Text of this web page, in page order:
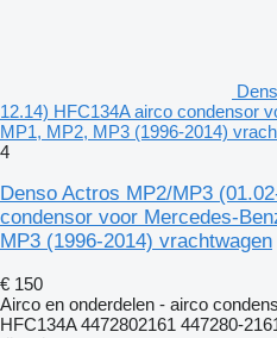
12.14) HFC134A airco condensor
MP1, MP2, MP3 (1996-2014)
4
Denso Actros MP2/MP3
condensor voor Mercedes-
MP3 (1996-2014) vrachtwagen
€ 150
Airco en onderdelen - airco
HFC134A 4472802161 447280-